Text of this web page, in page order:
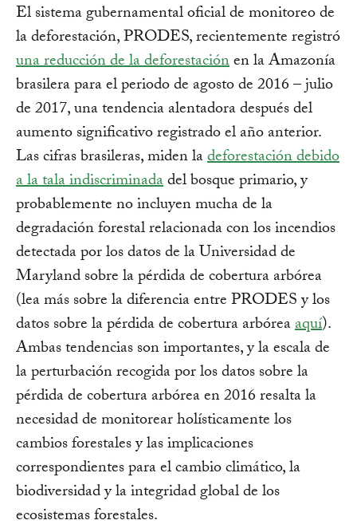
El sistema gubernamental oficial de monitoreo de
la deforestación, PRODES, recientemente registró
una reducción de la deforestaciónen la Amazonía
brasilera para el periodo de agosto de 2016 – julio
de 2017, una tendencia alentadora después del
aumento significativo registrado el año anterior.
Las cifras brasileras, miden ladeforestación debido
a la tala indiscriminadadel bosque primario, y
probablemente no incluyen mucha de la
degradación forestal relacionada con los incendios
detectada por los datos de la Universidad de
Maryland sobre la pérdida de cobertura arbórea
(lea más sobre la diferencia entre PRODES y los
datos sobre la pérdida de cobertura arbóreaaquí).
Ambas tendencias son importantes, y la escala de
la perturbación recogida por los datos sobre la
pérdida de cobertura arbórea en 2016 resalta la
necesidad de monitorear holísticamente los
cambios forestales y las implicaciones
correspondientes para el cambio climático, la
biodiversidad y la integridad global de los
ecosistemas forestales.